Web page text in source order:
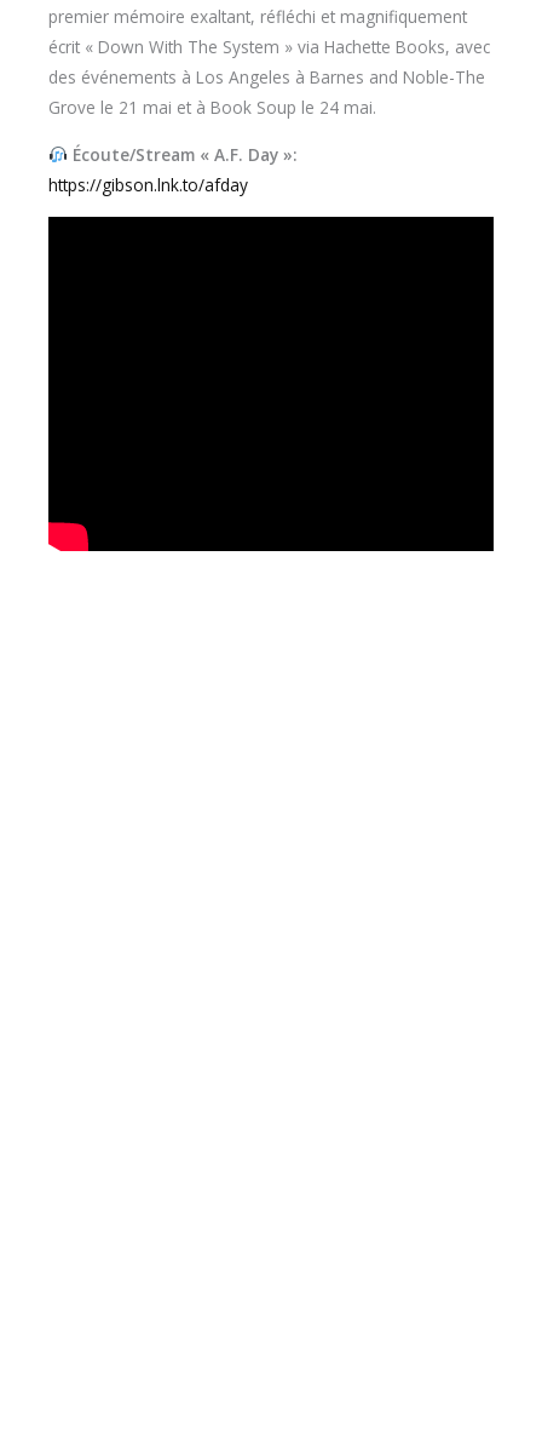
premier mémoire exaltant, réfléchi et magnifiquement
écrit « Down With The System » via Hachette Books, avec
des événements à Los Angeles à Barnes and Noble-The
Grove le 21 mai et à Book Soup le 24 mai.
Écoute/Stream « A.F. Day »:
https://gibson.lnk.to/afday